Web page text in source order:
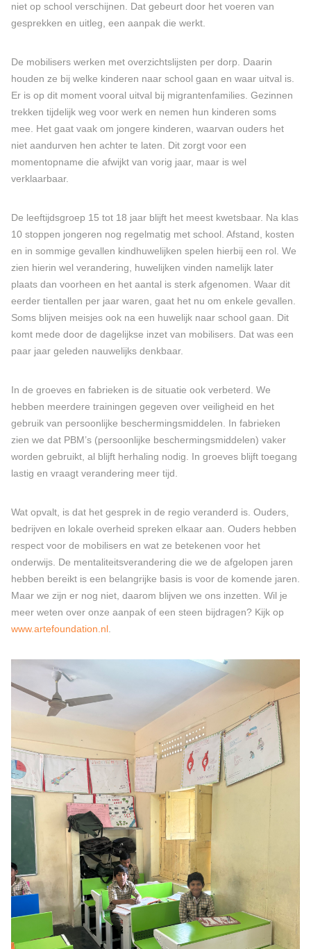
niet op school verschijnen. Dat gebeurt door het voeren van
gesprekken en uitleg, een aanpak die werkt.
De mobilisers werken met overzichtslijsten per dorp. Daarin
houden ze bij welke kinderen naar school gaan en waar uitval is.
Er is op dit moment vooral uitval bij migrantenfamilies. Gezinnen
trekken tijdelijk weg voor werk en nemen hun kinderen soms
mee. Het gaat vaak om jongere kinderen, waarvan ouders het
niet aandurven hen achter te laten. Dit zorgt voor een
momentopname die afwijkt van vorig jaar, maar is wel
verklaarbaar.
De leeftijdsgroep 15 tot 18 jaar blijft het meest kwetsbaar. Na klas
10 stoppen jongeren nog regelmatig met school. Afstand, kosten
en in sommige gevallen kindhuwelijken spelen hierbij een rol. We
zien hierin wel verandering, huwelijken vinden namelijk later
plaats dan voorheen en het aantal is sterk afgenomen. Waar dit
eerder tientallen per jaar waren, gaat het nu om enkele gevallen.
Soms blijven meisjes ook na een huwelijk naar school gaan. Dit
komt mede door de dagelijkse inzet van mobilisers. Dat was een
paar jaar geleden nauwelijks denkbaar.
In de groeves en fabrieken is de situatie ook verbeterd. We
hebben meerdere trainingen gegeven over veiligheid en het
gebruik van persoonlijke beschermingsmiddelen. In fabrieken
zien we dat PBM’s (persoonlijke beschermingsmiddelen) vaker
worden gebruikt, al blijft herhaling nodig. In groeves blijft toegang
lastig en vraagt verandering meer tijd.
Wat opvalt, is dat het gesprek in de regio veranderd is. Ouders,
bedrijven en lokale overheid spreken elkaar aan. Ouders hebben
respect voor de mobilisers en wat ze betekenen voor het
onderwijs. De mentaliteitsverandering die we de afgelopen jaren
hebben bereikt is een belangrijke basis is voor de komende jaren.
Maar we zijn er nog niet, daarom blijven we ons inzetten. Wil je
meer weten over onze aanpak of een steen bijdragen? Kijk op
www.artefoundation.nl